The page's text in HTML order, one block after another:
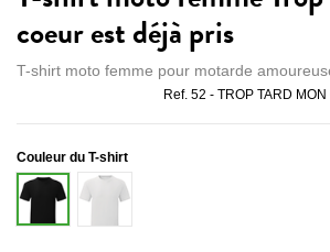
coeur est déjà pris
T-shirt moto femme pour motarde
Ref. 52 - TROP TARD
Couleur du T-shirt
Noir
Blanc